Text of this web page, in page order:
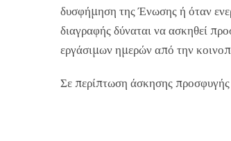
δυσφήμηση της Ένωσης ή όταν
διαγραφής δύναται να ασκηθεί
εργάσιμων ημερών από την
Σε περίπτωση άσκησης προσφυγής